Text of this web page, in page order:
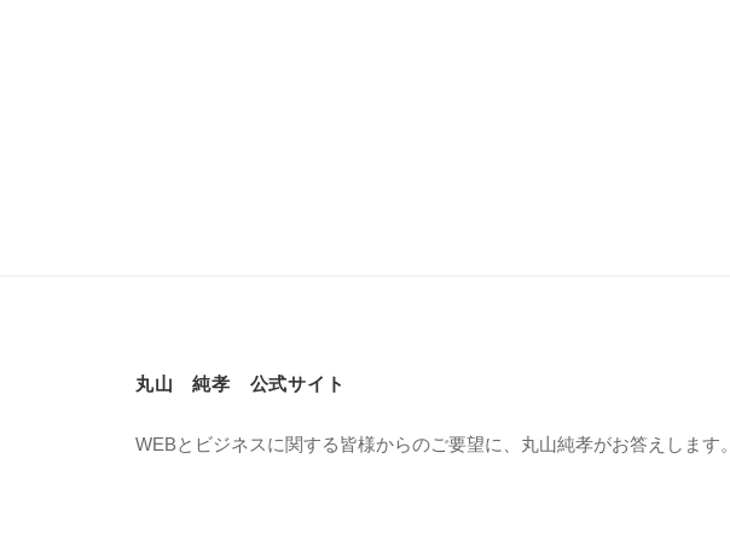
丸山 純孝 公式サイト
WEBとビジネスに関する皆様からのご要望に、丸山純孝がお答えします。